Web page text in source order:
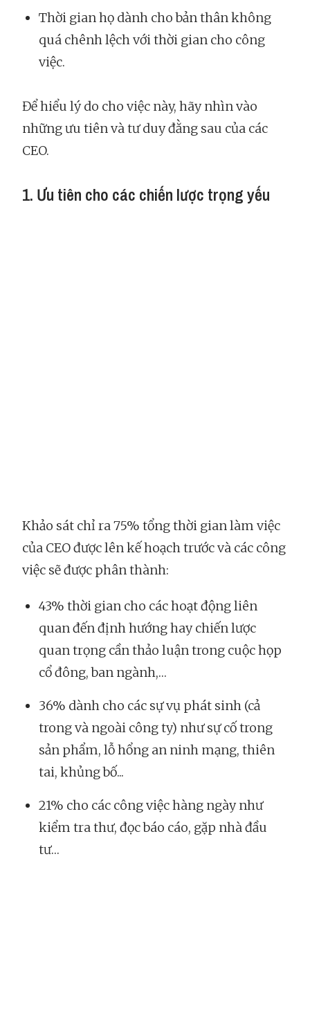
Thời gian họ dành cho bản thân không
quá chênh lệch với thời gian cho công
việc.
Để hiểu lý do cho việc này, hãy nhìn vào
những ưu tiên và tư duy đằng sau của các
CEO.
1. Ưu tiên cho các chiến lược trọng yếu
Khảo sát chỉ ra 75% tổng thời gian làm việc
của CEO được lên kế hoạch trước và các công
việc sẽ được phân thành:
43% thời gian cho các hoạt động liên
quan đến định hướng hay chiến lược
quan trọng cần thảo luận trong cuộc họp
cổ đông, ban ngành,…
36% dành cho các sự vụ phát sinh (cả
trong và ngoài công ty) như sự cố trong
sản phẩm, lỗ hổng an ninh mạng, thiên
tai, khủng bố...
21% cho các công việc hàng ngày như
kiểm tra thư, đọc báo cáo, gặp nhà đầu
tư…